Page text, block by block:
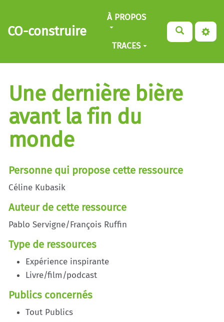
Aller au contenu principal
CO-construire
À PROPOS
TRACES
Une dernière bière
avant la fin du
monde
Personne qui propose cette ressource
Céline Kubasik
Auteur de cette ressource
Pablo Servigne/François Ruffin
Type de ressources
Expérience inspirante
Livre/film/podcast
Publics concernés
Tout Publics